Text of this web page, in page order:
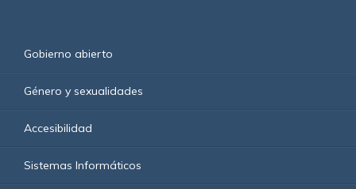
Gobierno abierto
Género y sexualidades
Accesibilidad
Sistemas Informáticos